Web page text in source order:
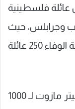
عائلة فلسطينية
وجرابلس، حيث
شملت المساعدات المقدمة من حملة الوفاء 250 عائلة
كذلك وزعت حملة الوفاء الأوربية 20 ليتر مازوت لـ 1000